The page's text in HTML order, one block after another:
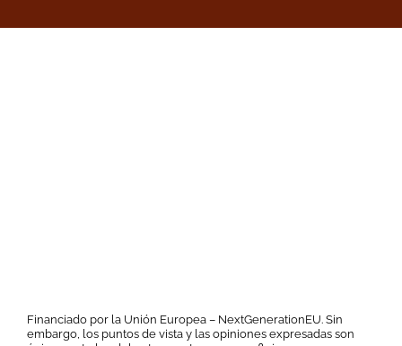
Financiado por la Unión Europea – NextGenerationEU. Sin
embargo, los puntos de vista y las opiniones expresadas son